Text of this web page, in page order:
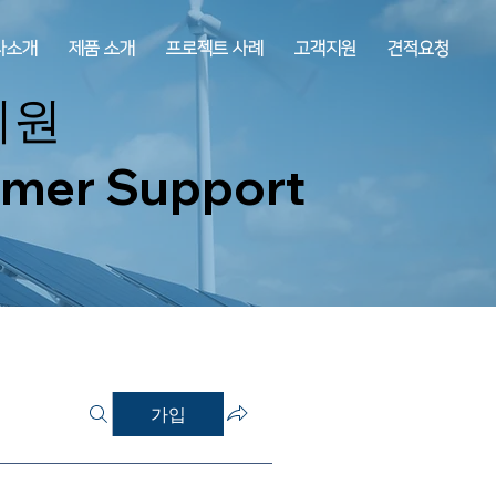
소개 제품 소개 프로젝트 사례 고객지원 견적요청
Support
가입